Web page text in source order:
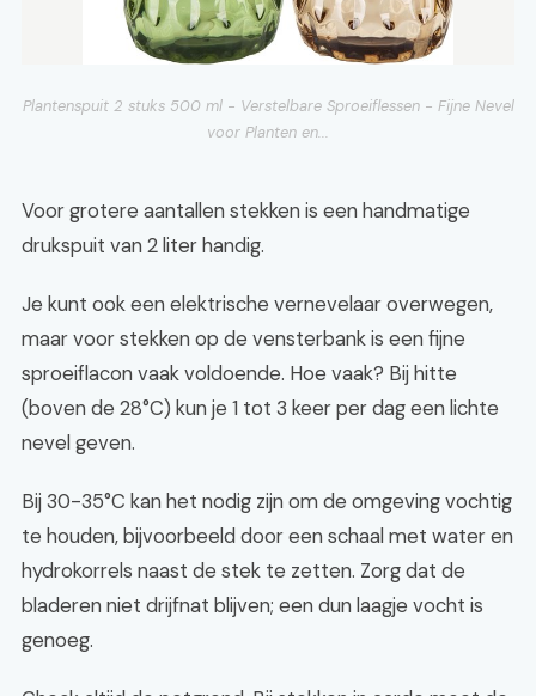
Plantenspuit 2 stuks 500 ml - Verstelbare Sproeiflessen - Fijne Nevel
voor Planten en...
Voor grotere aantallen stekken is een handmatige
drukspuit van 2 liter handig.
Je kunt ook een elektrische vernevelaar overwegen,
maar voor stekken op de vensterbank is een fijne
sproeiflacon vaak voldoende. Hoe vaak? Bij hitte
(boven de 28°C) kun je 1 tot 3 keer per dag een lichte
nevel geven.
Bij 30-35°C kan het nodig zijn om de omgeving vochtig
te houden, bijvoorbeeld door een schaal met water en
hydrokorrels naast de stek te zetten. Zorg dat de
bladeren niet drijfnat blijven; een dun laagje vocht is
genoeg.